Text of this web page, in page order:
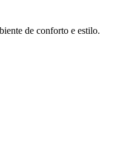
de conforto e estilo.